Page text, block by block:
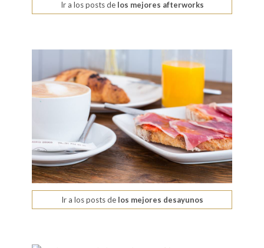
Ir a los posts delos mejores afterworks
Ir a los posts delos mejores desayunos